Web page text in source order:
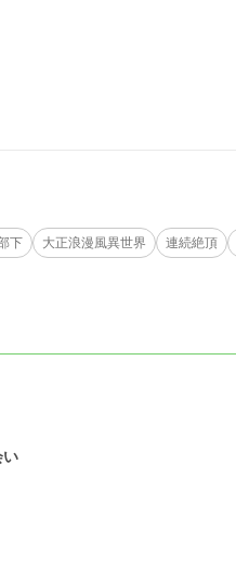
下 大正浪漫風異世界 連続絶頂
い